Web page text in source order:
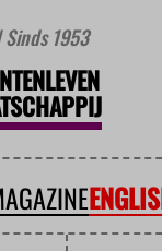
1953